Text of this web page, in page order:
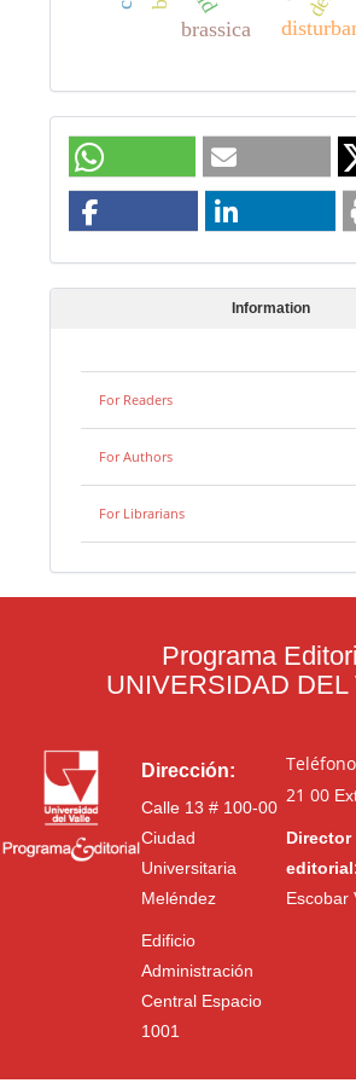
brassica
Information
For Readers
For Authors
For Librarians
Programa
UNIVERSIDAD DEL
Dirección:
Calle 13 # 100-00
Ciudad
Universitaria
Meléndez
Edificio
Administración
Central Espacio
1001
21 00
Director
Escobar